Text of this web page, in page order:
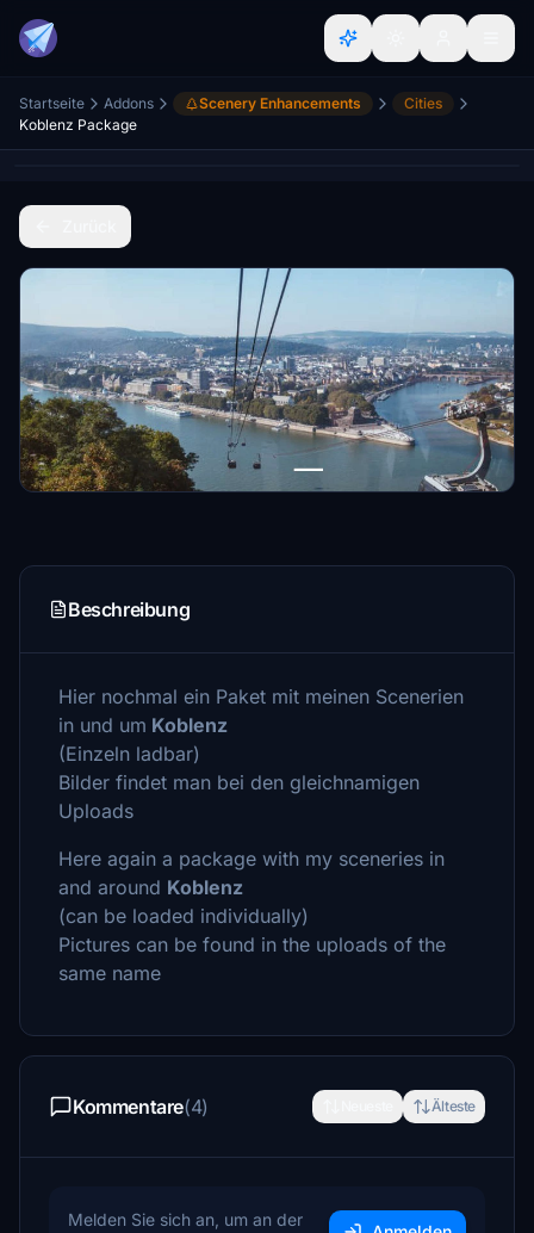
Startseite Addons Scenery Enhancements
Cities
Koblenz Package
Beschreibung
Hier nochmal ein Paket mit meinen Scenerien
in und um Koblenz
(Einzeln ladbar)
Bilder findet man bei den gleichnamigen
Uploads
Here again a package with my sceneries in
and around Koblenz
(can be loaded individually)
Pictures can be found in the uploads of the
same name
Kommentare(4) Älteste
Melden Sie sich an, um an der